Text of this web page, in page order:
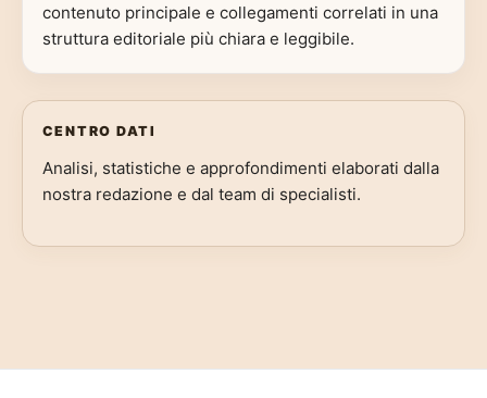
contenuto principale e collegamenti correlati in una
struttura editoriale più chiara e leggibile.
CENTRO DATI
Analisi, statistiche e approfondimenti elaborati dalla
nostra redazione e dal team di specialisti.